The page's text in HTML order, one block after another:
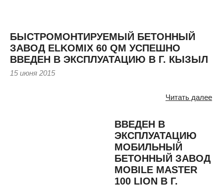
БЫСТРОМОНТИРУЕМЫЙ БЕТОННЫЙ
ЗАВОД ELKOMIX 60 QM УСПЕШНО
ВВЕДЕН В ЭКСПЛУАТАЦИЮ В Г. КЫЗЫЛ
15 июня 2015
Читать далее
ВВЕДЕН В
ЭКСПЛУАТАЦИЮ
МОБИЛЬНЫЙ
БЕТОННЫЙ ЗАВОД
MOBILE MASTER
100 LION В Г.